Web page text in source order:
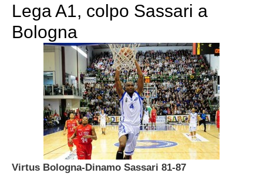
Lega A1, colpo Sassari a
Bologna
Virtus Bologna-Dinamo Sassari 81-87